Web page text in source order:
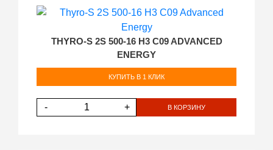
THYRO-S 2S 500-16 H3 C09 ADVANCED
ENERGY
КУПИТЬ В 1 КЛИК
- + В КОРЗИНУ